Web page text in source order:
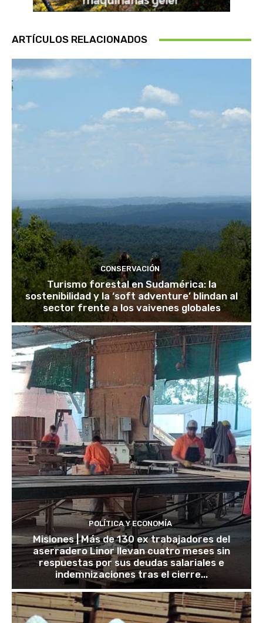
ARTÍCULOS RELACIONADOS
CONSERVACIÓN
Turismo forestal en Sudamérica: la
sostenibilidad y la ‘soft adventure’ blindan al
sector frente a los vaivenes globales
POLÍTICA Y ECONOMÍA
Misiones | Más de 130 ex trabajadores del
aserradero Linor llevan cuatro meses sin
respuestas por sus deudas salariales e
indemnizaciones tras el cierre...